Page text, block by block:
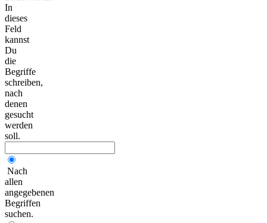
In
dieses
Feld
kannst
Du
die
Begriffe
schreiben,
nach
denen
gesucht
werden
soll.
Nach
allen
angegebenen
Begriffen
suchen.